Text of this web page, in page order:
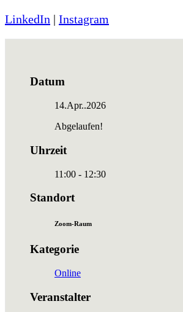
LinkedIn | Instagram
Datum
14.Apr..2026
Abgelaufen!
Uhrzeit
11:00 - 12:30
Standort
Zoom-Raum
Kategorie
Online
Veranstalter